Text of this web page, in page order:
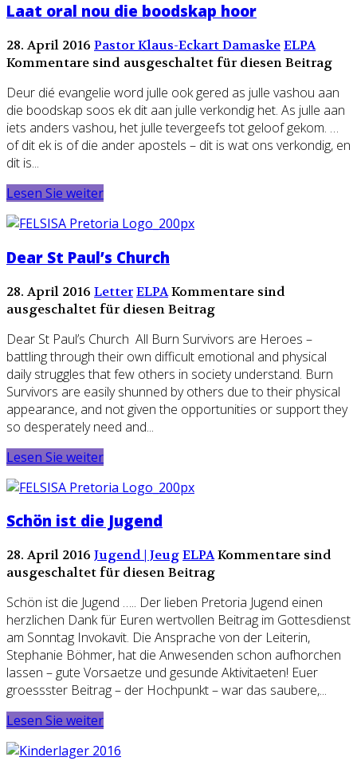
Laat oral nou die boodskap hoor
28. April 2016 Pastor Klaus-Eckart DamaskeELPA
Kommentare sind ausgeschaltet für diesen Beitrag
Deur dié evangelie word julle ook gered as julle vashou aan
die boodskap soos ek dit aan julle verkondig het. As julle aan
iets anders vashou, het julle tevergeefs tot geloof gekom. …
of dit ek is of die ander apostels – dit is wat ons verkondig, en
dit is...
Lesen Sie weiter
Dear St Paul’s Church
28. April 2016 LetterELPAKommentare sind
ausgeschaltet für diesen Beitrag
Dear St Paul’s Church All Burn Survivors are Heroes –
battling through their own difficult emotional and physical
daily struggles that few others in society understand. Burn
Survivors are easily shunned by others due to their physical
appearance, and not given the opportunities or support they
so desperately need and...
Lesen Sie weiter
Schön ist die Jugend
28. April 2016 Jugend | JeugELPAKommentare sind
ausgeschaltet für diesen Beitrag
Schön ist die Jugend ….. Der lieben Pretoria Jugend einen
herzlichen Dank für Euren wertvollen Beitrag im Gottesdienst
am Sonntag Invokavit. Die Ansprache von der Leiterin,
Stephanie Böhmer, hat die Anwesenden schon aufhorchen
lassen – gute Vorsaetze und gesunde Aktivitaeten! Euer
groessster Beitrag – der Hochpunkt – war das saubere,...
Lesen Sie weiter